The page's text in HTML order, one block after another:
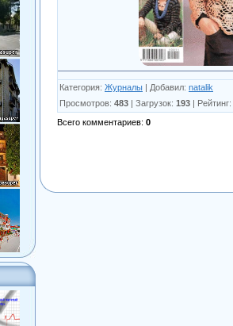
Категория: Журналы | Добавил: natalik
Просмотров: 483 | Загрузок: 193 | Рейтинг:
Всего комментариев: 0